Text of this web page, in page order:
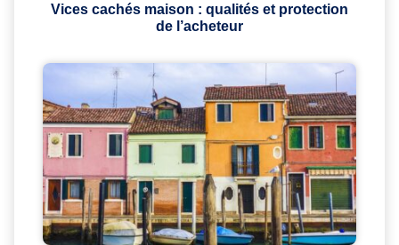
Vices cachés maison : qualités et protection
de l’acheteur